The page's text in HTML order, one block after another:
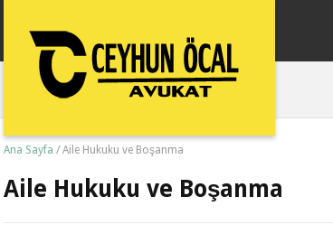
Ana Sayfa / Aile Hukuku ve Boşanma
Aile Hukuku ve Boşanma